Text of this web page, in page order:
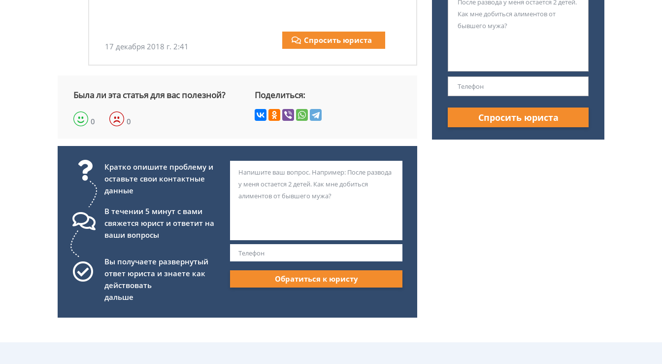
17 декабря 2018 г. 2:41
Спросить юриста
Была ли эта статья для вас полезной?
0 0
Поделиться:
Кратко опишите проблему и
оставьте свои контактные
данные
В течении 5 минут с вами
свяжется юрист и ответит на
ваши вопросы
Вы получаете развернутый
ответ юриста и знаете как
действовать
дальше
Обратиться к юристу
Спросить юриста